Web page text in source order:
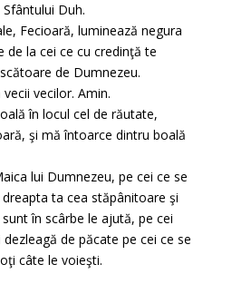
Duh.
Fecioară, luminează negura
de la cei ce cu credinţă te
de Dumnezeu.
vecilor. Amin.
în locul cel de răutate,
şi mă întoarce dintru boală
lui Dumnezeu, pe cei ce se
ta cea stăpânitoare şi
în scârbe le ajută, pe cei
de păcate pe cei ce se
câte le voieşti.